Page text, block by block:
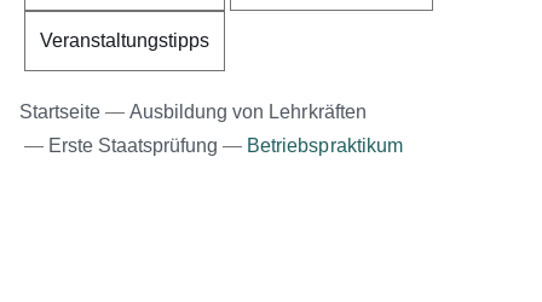
Veranstaltungstipps
Startseite
Ausbildung von Lehrkräften
Erste Staatsprüfung
Betriebspraktikum